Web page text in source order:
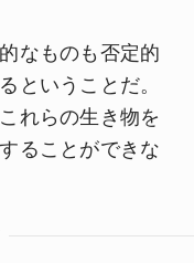
なものも否定的
ということだ。
れらの生き物を
ることができな